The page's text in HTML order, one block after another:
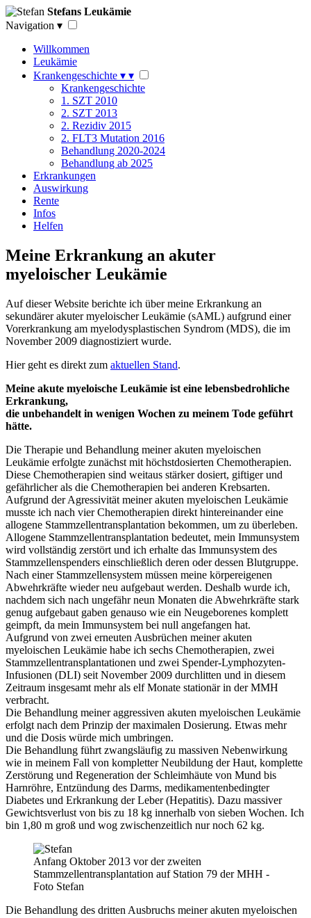
Stefans Leukämie
Navigation ▾
Willkommen
Leukämie
Krankengeschichte ▾ ▾
Krankengeschichte
1. SZT 2010
2. SZT 2013
2. Rezidiv 2015
2. FLT3 Mutation 2016
Behandlung 2020-2024
Behandlung ab 2025
Erkrankungen
Auswirkung
Rente
Infos
Helfen
Meine Erkrankung an akuter
myeloischer Leukämie
Auf dieser Website berichte ich über meine Erkrankung an
sekundärer akuter myeloischer Leukämie (sAML) aufgrund einer
Vorerkrankung am myelodysplastischen Syndrom (MDS), die im
November 2009 diagnostiziert wurde.
Hier geht es direkt zum aktuellen Stand.
Meine akute myeloische Leukämie ist eine lebensbedrohliche
Erkrankung,
die unbehandelt in wenigen Wochen zu meinem Tode geführt
hätte.
Die Therapie und Behandlung meiner akuten myeloischen
Leukämie erfolgte zunächst mit höchstdosierten Chemotherapien.
Diese Chemotherapien sind weitaus stärker dosiert, giftiger und
gefährlicher als die Chemotherapien bei anderen Krebsarten.
Aufgrund der Agressivität meiner akuten myeloischen Leukämie
musste ich nach vier Chemotherapien direkt hintereinander eine
allogene Stammzellentransplantation bekommen, um zu überleben.
Allogene Stammzellentransplantation bedeutet, mein Immunsystem
wird vollständig zerstört und ich erhalte das Immunsystem des
Stammzellenspenders einschließlich deren oder dessen Blutgruppe.
Nach einer Stammzellensystem müssen meine körpereigenen
Abwehrkräfte wieder neu aufgebaut werden. Deshalb wurde ich,
nachdem sich nach ungefähr neun Monaten die Abwehrkräfte stark
genug aufgebaut gaben genauso wie ein Neugeborenes komplett
geimpft, da mein Immunsystem bei null angefangen hat.
Aufgrund von zwei erneuten Ausbrüchen meiner akuten
myeloischen Leukämie habe ich sechs Chemotherapien, zwei
Stammzellentransplantationen und zwei Spender-Lymphozyten-
Infusionen (DLI) seit November 2009 durchlitten und in diesem
Zeitraum insgesamt mehr als elf Monate stationär in der MMH
verbracht.
Die Behandlung meiner aggressiven akuten myeloischen Leukämie
erfolgt nach dem Prinzip der maximalen Dosierung. Etwas mehr
und die Dosis würde mich umbringen.
Die Behandlung führt zwangsläufig zu massiven Nebenwirkung
wie in meinem Fall von kompletter Neubildung der Haut, komplette
Zerstörung und Regeneration der Schleimhäute von Mund bis
Harnröhre, Entzündung des Darms, medikamentenbedingter
Diabetes und Erkrankung der Leber (Hepatitis). Dazu massiver
Gewichtsverlust von bis zu 18 kg innerhalb von sieben Wochen. Ich
bin 1,80 m groß und wog zwischenzeitlich nur noch 62 kg.
Anfang Oktober 2013 vor der zweiten
Stammzellentransplantation auf Station 79 der MHH -
Foto Stefan
Die Behandlung des dritten Ausbruchs meiner akuten myeloischen